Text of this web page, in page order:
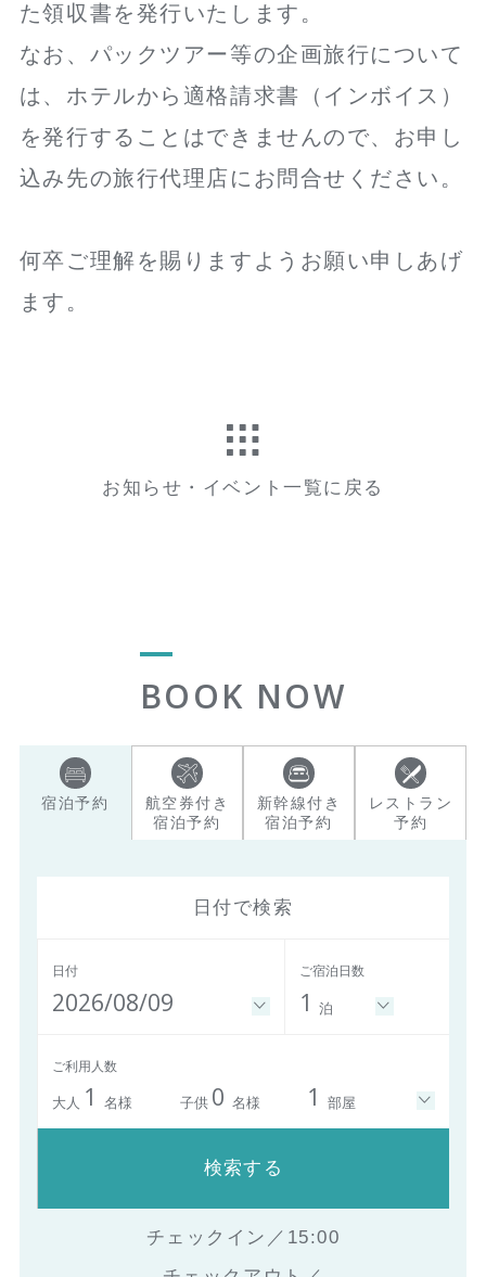
た領収書を発行いたします。
なお、パックツアー等の企画旅行について
は、ホテルから適格請求書（インボイス）
を発行することはできませんので、お申し
込み先の旅行代理店にお問合せください。
何卒ご理解を賜りますようお願い申しあげ
ます。
お知らせ・イベント一覧に戻る
BOOK NOW
宿泊予約
航空券付き
宿泊予約
新幹線付き
宿泊予約
レストラン
予約
日付で検索
日付
2026/08/09
ご宿泊日数
1 泊
ご利用人数
大人 1 名様 子供 0 名様 1 部屋
検索する
チェックイン／15:00